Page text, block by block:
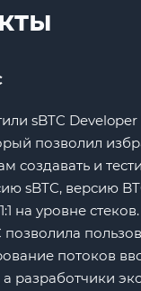
sBTC Developer
позволил
создавать и
sBTC, версию
на уровне стеков.
позволила
потоков
а разработчики